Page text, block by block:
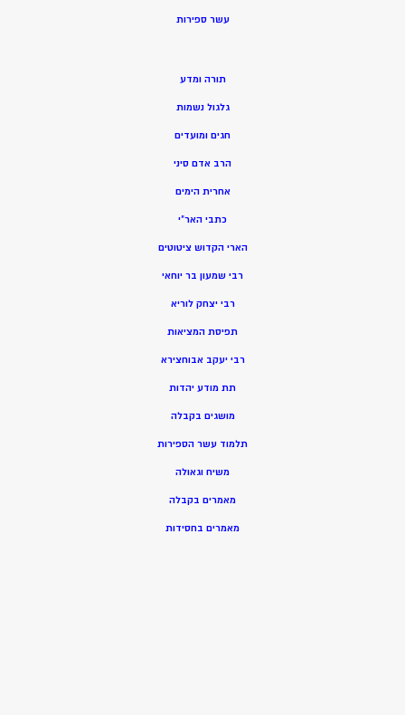
עשר ספירות
תורה ומדע
גלגול נשמות
חגים ומועדים
הרב אדם סיני
אחרית הימים
כתבי האר”י
הארי הקדוש ציטוטים
רבי שמעון בר יוחאי
רבי יצחק לוריא
תפיסת המציאות
רבי יעקב אבוחצירא
תת מודע יהדות
מושגים בקבלה
תלמוד עשר הספירות
משיח וגאולה
מאמרים בקבלה
מאמרים בחסידות